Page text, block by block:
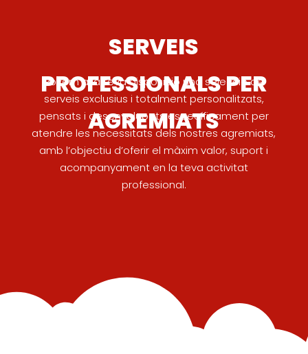
SERVEIS
PROFESSIONALS PER
AGREMIATS
Posem a la teva disposició una selecció de
serveis exclusius i totalment personalitzats,
pensats i desenvolupats específicament per
atendre les necessitats dels nostres agremiats,
amb l’objectiu d’oferir el màxim valor, suport i
acompanyament en la teva activitat
professional.